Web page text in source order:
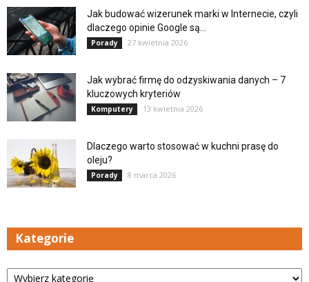
Jak budować wizerunek marki w Internecie, czyli
dlaczego opinie Google są...
Porady 27 kwietnia 2026
Jak wybrać firmę do odzyskiwania danych – 7
kluczowych kryteriów
Komputery 13 kwietnia 2026
Dlaczego warto stosować w kuchni prasę do
oleju?
Porady 8 marca 2026
Kategorie
Kategorie